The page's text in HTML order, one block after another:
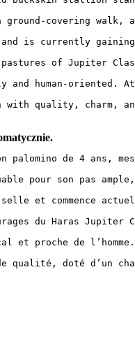
covering
and is currently
pastures of Jupiter
and human-
with quality, charm,
palomino de 4 ans,
pour son pas
selle et commence
du Haras Jupiter
et proche de
qualité, doté d’un